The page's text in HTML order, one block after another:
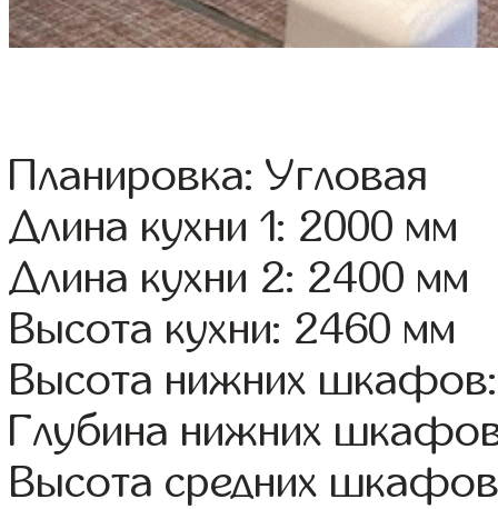
Планировка: Угловая
Длина кухни 1: 2000 мм
Длина кухни 2: 2400 мм
Высота кухни: 2460 мм
Высота нижних
Глубина нижних
Высота средних